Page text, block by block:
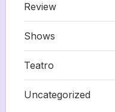
Review
Shows
Teatro
Uncategorized